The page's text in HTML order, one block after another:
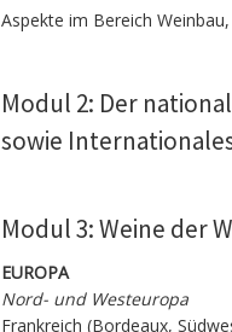
Aspekte im Bereich
Modul 2: Der
sowie
Modul 3: Weine der
EUROPA
Nord- und Westeuropa
Frankreich (Bordeaux,